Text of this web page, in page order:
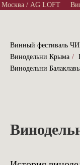
/ AG LOFT
Винный фестиваль
Винодельни Крыма /
Винодельни